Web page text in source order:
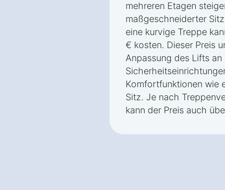
mehreren Etagen
maßgeschneiderter
eine kurvige Treppe
€ kosten. Dieser Preis
Anpassung des Lifts
Komfortfunktionen wie
Sitz. Je nach
kann der Preis auch